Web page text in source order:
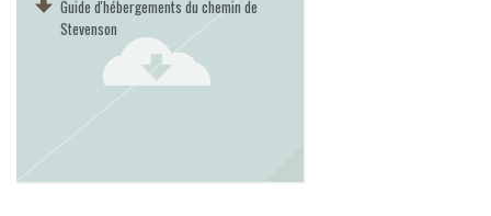
Guide d'hébergements du chemin de
Stevenson